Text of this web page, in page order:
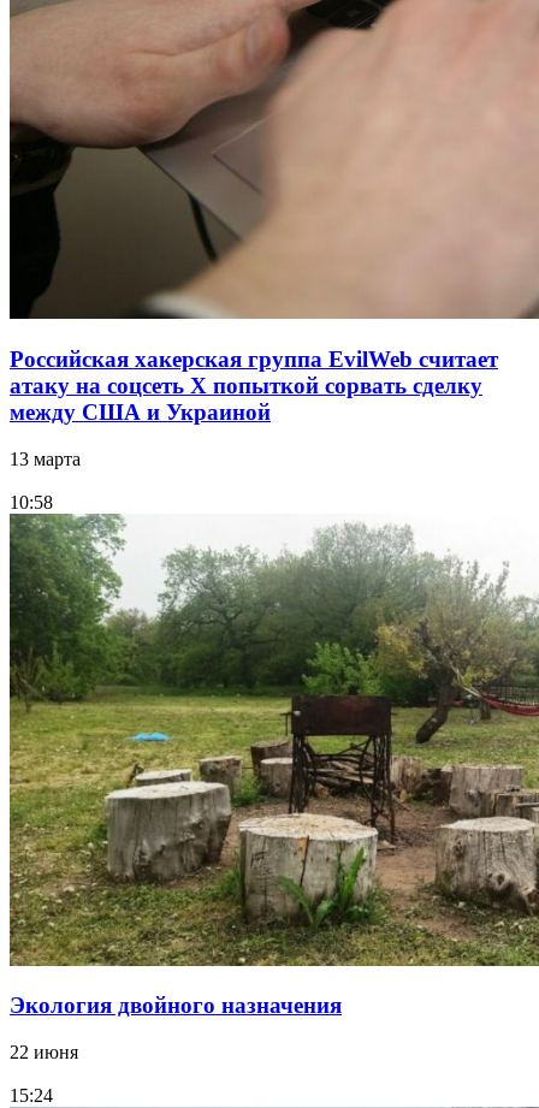
Российская хакерская группа EvilWeb считает
атаку на соцсеть Х попыткой сорвать сделку
между США и Украиной
13 марта
10:58
Экология двойного назначения
22 июня
15:24